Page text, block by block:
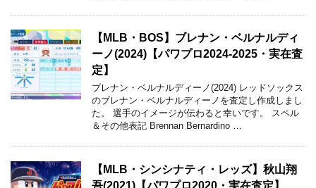
【MLB・BOS】ブレナン・ベルナルディ
ーノ(2024)【パワプロ2024-2025・実在査
定】
ブレナン・ベルナルディーノ(2024) レッドソックス
のブレナン・ベルナルディーノを査定し作成しまし
た。 選手のイメージが伝わると幸いです。 スペル
＆その他表記 Brennan Bernardino …
【MLB・シンシナティ・レッズ】秋山翔
吾(2021)【パワプロ2020・実在査定】